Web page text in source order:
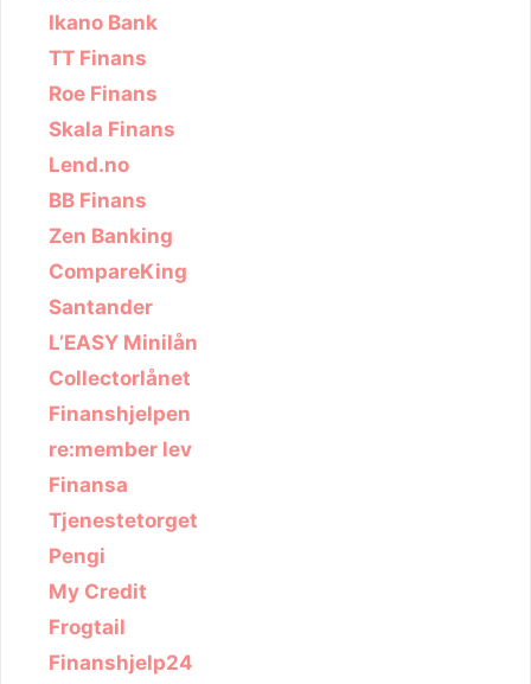
Ikano Bank
TT Finans
Roe Finans
Skala Finans
Lend.no
BB Finans
Zen Banking
CompareKing
Santander
L’EASY Minilån
Collectorlånet
Finanshjelpen
re:member lev
Finansa
Tjenestetorget
Pengi
My Credit
Frogtail
Finanshjelp24